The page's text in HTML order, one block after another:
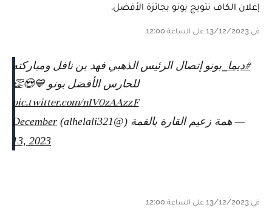
إعلان الكاف تتويج بونو بجائزة الأفضل.
في 13/12/2023 على الساعة 12:00
#ديما_بونوإتصال الرئيس الذهبي فهد بن نافل ومباركته
للحارس الأفضل بونو 💙😍👏
pic.twitter.com/nIV0zAAzzF
— همة زعيم القارة بالقمة (@alhelali321)
December
13, 2023
في 13/12/2023 على الساعة 12:00